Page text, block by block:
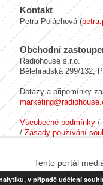
Kontakt
Petra Poláchová (
Obchodní
Radiohouse s.r.o.
Bělehradská 299/132,
Dotazy a připomínky
Všeobecné podmínky/
/Zásady používání
Tento portál
s.r.o., IČO:
v případě udělení